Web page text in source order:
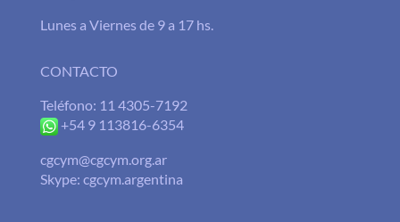
Lunes a Viernes de 9 a 17 hs.
CONTACTO
Teléfono: 11 4305-7192
+54 9 113816-6354
cgcym@cgcym.org.ar
Skype: cgcym.argentina